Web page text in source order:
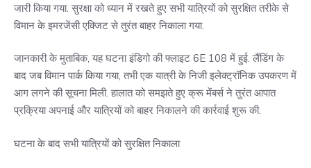
जारी किया गया. सुरक्षा को ध्यान में रखते हुए सभी यात्रियों को सुरक्षित तरीके से
विमान के इमरजेंसी एक्जिट से तुरंत बाहर निकाला गया.
जानकारी के मुताबिक, यह घटना इंडिगो की फ्लाइट 6E 108 में हुई. लैंडिंग के
बाद जब विमान पार्क किया गया, तभी एक यात्री के निजी इलेक्ट्रॉनिक उपकरण में
आग लगने की सूचना मिली. हालात को समझते हुए क्रू मेंबर्स ने तुरंत आपात
प्रक्रिया अपनाई और यात्रियों को बाहर निकालने की कार्रवाई शुरू की.
घटना के बाद सभी यात्रियों को सुरक्षित निकाला